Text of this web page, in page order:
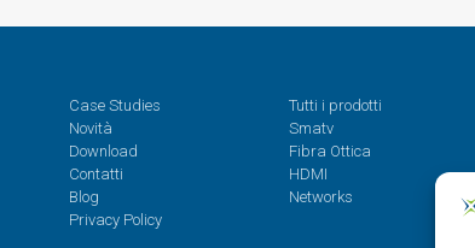
Case Studies
Novità
Download
Contatti
Blog
Privacy Policy
Tutti i prodotti
Smatv
Fibra Ottica
HDMI
Networks